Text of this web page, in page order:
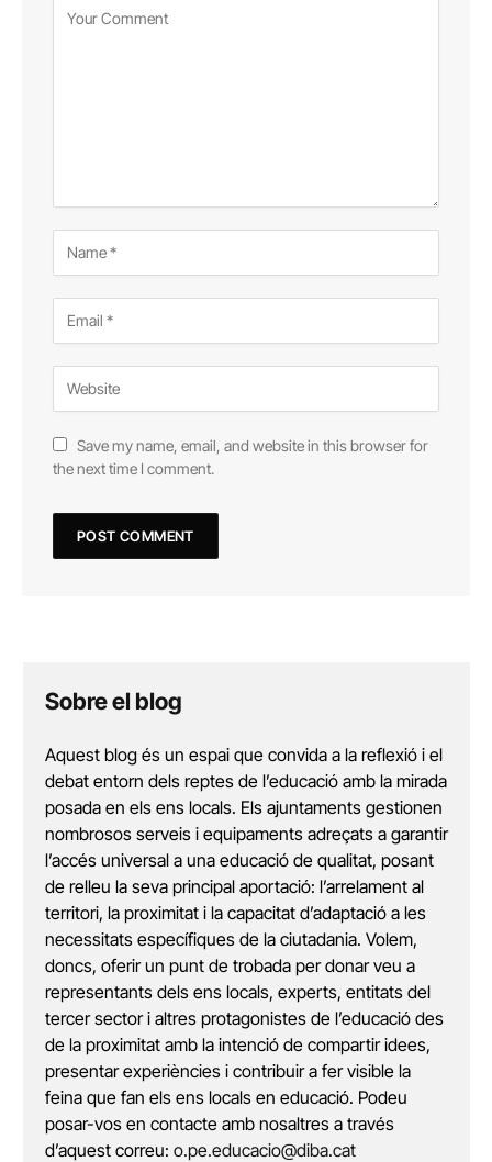
Save my name, email, and website in this browser for
the next time I comment.
Sobre el blog
Aquest blog és un espai que convida a la reflexió i el
debat entorn dels reptes de l’educació amb la mirada
posada en els ens locals. Els ajuntaments gestionen
nombrosos serveis i equipaments adreçats a garantir
l’accés universal a una educació de qualitat, posant
de relleu la seva principal aportació: l’arrelament al
territori, la proximitat i la capacitat d’adaptació a les
necessitats específiques de la ciutadania. Volem,
doncs, oferir un punt de trobada per donar veu a
representants dels ens locals, experts, entitats del
tercer sector i altres protagonistes de l’educació des
de la proximitat amb la intenció de compartir idees,
presentar experiències i contribuir a fer visible la
feina que fan els ens locals en educació. Podeu
posar-vos en contacte amb nosaltres a través
d’aquest correu: o.pe.educacio@diba.cat